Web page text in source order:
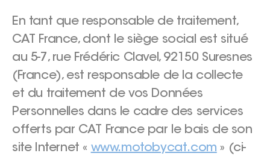
En tant que responsable de traitement,
CAT France, dont le siège social est situé
au 5-7, rue Frédéric Clavel, 92150 Suresnes
(France), est responsable de la collecte
et du traitement de vos Données
Personnelles dans le cadre des services
offerts par CAT France par le bais de son
site Internet « www.motobycat.com » (ci-